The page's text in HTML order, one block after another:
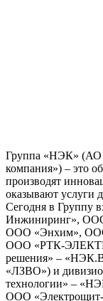
Группа «НЭК» (АО
компания») – это
производят
оказывают услуги
Сегодня в Группу
Инжиниринг»,
ООО «Энхим»,
ООО «РТК-
решения» –
«ЛЗВО») и
технологии» –
ООО